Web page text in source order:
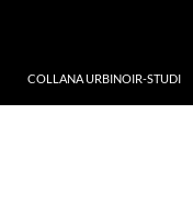
COLLANA URBINOIR-STUDI